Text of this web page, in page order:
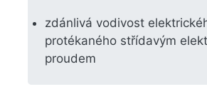
zdánlivá vodivost
protékaného střídavým
proudem